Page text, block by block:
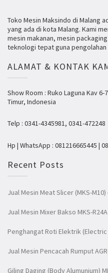
Toko Mesin Maksindo di Malang
yang ada di kota Malang. Kami
mesin makanan, mesin
teknologi tepat guna pengolahan
ALAMAT & KONTAK
Show Room : Ruko Laguna Kav 6-
Timur, Indonesia
Telp : 0341-4345981, 0341-472248
Hp | WhatsApp : 081216665445 |
Recent Posts
Jual Mesin Meat Slicer (MKS-M10)
Jual Mesin Mixer Bakso MKS-
Penghangat Roti Elektrik (Electric
Jual Mesin Pencacah Rumput
Giling Daging (Body Alumunium)